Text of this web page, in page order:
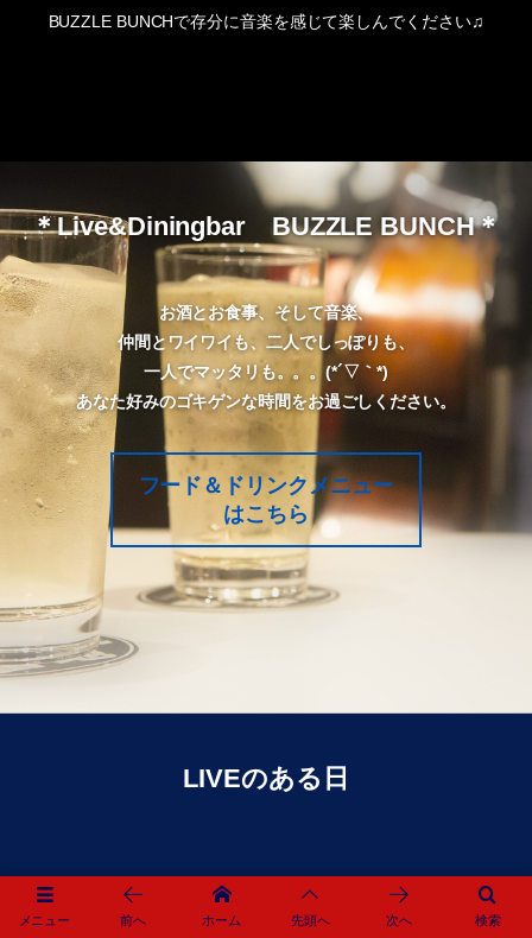
BUZZLE BUNCHで存分に音楽を感じて楽しんでください♫
＊Live&Diningbar BUZZLE BUNCH＊
お酒とお食事、そして音楽、
仲間とワイワイも、二人でしっぽりも、
一人でマッタリも。。。(*´▽｀*)
あなた好みのゴキゲンな時間をお過ごしください。
フード＆ドリンクメニュー
はこちら
LIVEのある日
メニュー 検索
前へ ホーム 先頭へ 次へ